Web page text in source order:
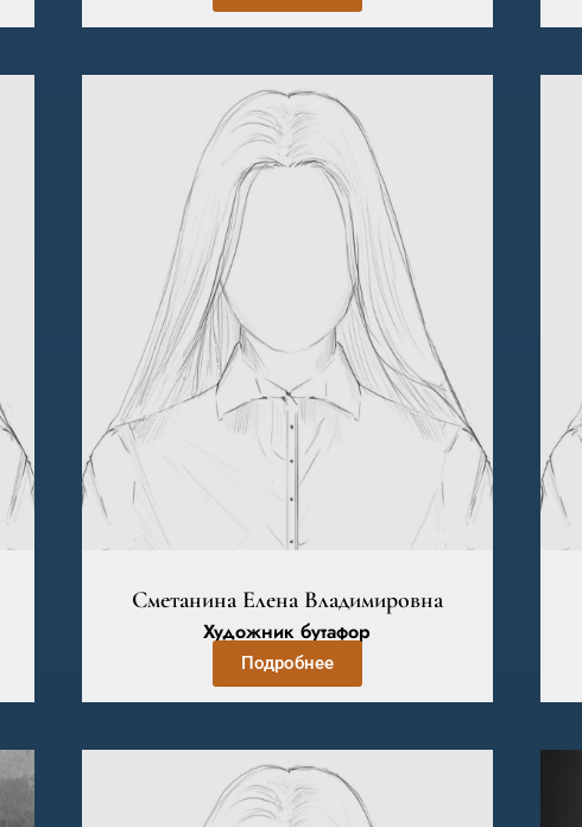
Сметанина Елена Владимировна
Художник бутафор
Подробнее